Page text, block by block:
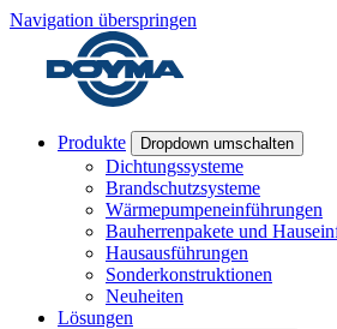
Navigation überspringen
Produkte Dropdown umschalten
Dichtungssysteme
Brandschutzsysteme
Wärmepumpeneinführungen
Bauherrenpakete und
Hausausführungen
Sonderkonstruktionen
Neuheiten
Lösungen